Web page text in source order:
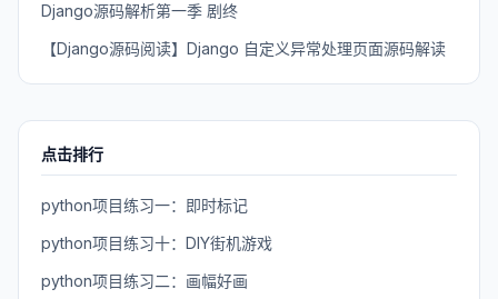
Django源码解析第一季 剧终
【Django源码阅读】Django 自定义异常处理页面源码解读
点击排行
python项目练习一：即时标记
python项目练习十：DIY街机游戏
python项目练习二：画幅好画